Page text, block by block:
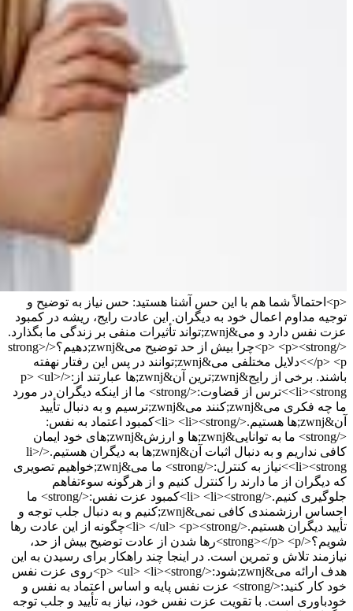
<p>احتمالاً شما هم با این حس آشنا هستید: حس نیاز به توضیح و
توجیه مداوم اعمال خود به دیگران. این عادت رایج، ریشه در کمبود
عزت نفس دارد و می&zwnj;تواند تأثیرات منفی بر زندگی ما بگذارد.
</p> <p><strong>چرا بیش از حد توضیح می&zwnj;دهیم؟</strong>
</p> <p>دلایل مختلفی می&zwnj;توانند در پس این رفتار نهفته
باشند. برخی از رایج&zwnj;ترین آن&zwnj;ها عبارتند از:</p> <ul>
<li><strong>ترس از قضاوت:</strong> ما از اینکه دیگران در مورد
ما چه فکری می&zwnj;کنند می&zwnj;ترسیم و به دنبال تأیید
آن&zwnj;ها هستیم.</li> <li><strong>کمبود اعتماد به نفس:
</strong> ما به توانایی&zwnj;ها و ارزش&zwnj;های خود ایمان
کافی نداریم و به دنبال اثبات آن&zwnj;ها به دیگران هستیم.</li>
<li><strong>نیاز به کنترل:</strong> ما می&zwnj;خواهیم تصویری
که دیگران از ما دارند را کنترل کنیم و از هرگونه سوءتفاهم
جلوگیری کنیم.</li> <li><strong>کمبود عزت نفس:</strong> ما
احساس ارزشمندی کافی نمی&zwnj;کنیم و به دنبال جلب توجه و
تأیید دیگران هستیم.</li> </ul> <p><strong>چگونه از این عادت رها
شویم؟</strong></p> <p>رها شدن از عادت توضیح بیش از حد،
نیازمند تلاش و تمرین است. در اینجا چند راهکار برای رسیدن به این
هدف ارائه می&zwnj;شود:</p> <ul> <li><strong>روی عزت نفس
خود کار کنید:</strong> عزت نفس پایه و اساس اعتماد به نفس و
خودباوری است. با تقویت عزت نفس خود، نیاز به تأیید و جلب توجه